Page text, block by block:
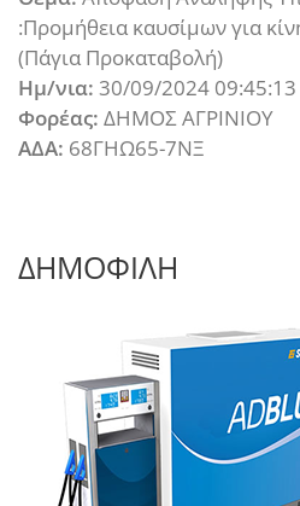
:Προμήθεια καυσίμων για
(Πάγια Προκαταβολή)
Ημ/νια: 30/09/2024 09:45:13
Φορέας: ΔΗΜΟΣ ΑΓΡΙΝΙΟΥ
ΑΔΑ: 68ΓΗΩ65-7ΝΞ
ΔΗΜΟΦΙΛΗ